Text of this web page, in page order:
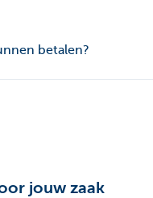
betalen?
jouw zaak